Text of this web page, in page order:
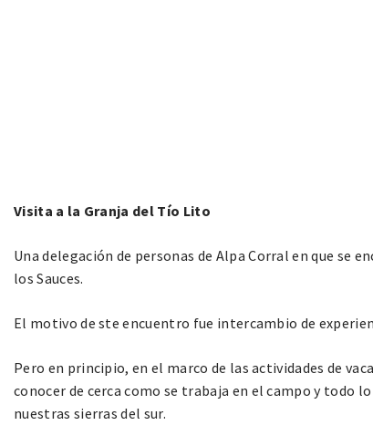
Visita a la Granja del Tío Lito
Una delegación de personas de Alpa Corral en que se
los Sauces.
El motivo de ste encuentro fue intercambio de
Pero en principio, en el marco de las actividades de
conocer de cerca como se trabaja en el campo y todo
nuestras sierras del sur.